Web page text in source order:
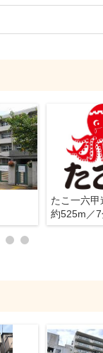
たこ一六甲
約525m／